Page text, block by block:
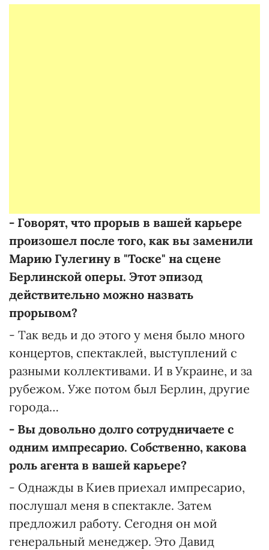
- Говорят, что прорыв в вашей карьере
произошел после того, как вы заменили
Марию Гулегину в "Тоске" на сцене
Берлинской оперы. Этот эпизод
действительно можно назвать
прорывом?
- Так ведь и до этого у меня было много
концертов, спектаклей, выступлений с
разными коллективами. И в Украине, и за
рубежом. Уже потом был Берлин, другие
города…
- Вы довольно долго сотрудничаете с
одним импресарио. Собственно, какова
роль агента в вашей карьере?
- Однажды в Киев приехал импресарио,
послушал меня в спектакле. Затем
предложил работу. Сегодня он мой
генеральный менеджер. Это Давид